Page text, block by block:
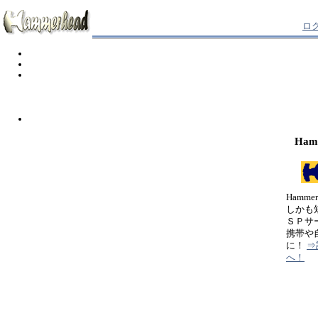
ロ
しかも
ＳＰサ
携帯や
に！ ⇒
へ！